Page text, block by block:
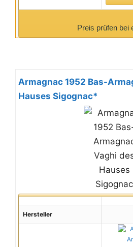
Preis prüfen bei
Armagnac 1952 Bas-
Hauses Sigognac*
Hersteller